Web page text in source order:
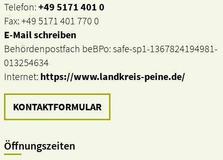
Telefon:+49 5171 401 0
Fax: +49 5171 401 770 0
E-Mail schreiben
Behördenpostfach beBPo: safe-sp1-1367824194981-
013254634
Internet: https://www.landkreis-peine.de/
KONTAKTFORMULAR
Öffnungszeiten